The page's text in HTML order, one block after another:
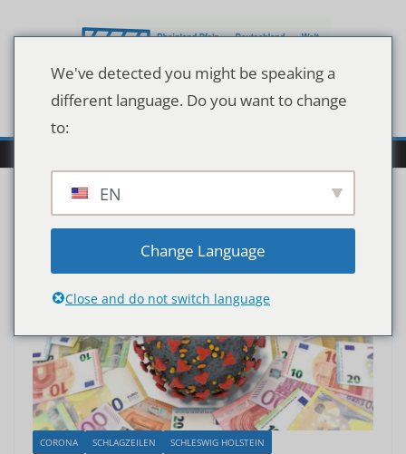
Inhalt
CORONA SCHLAGZEILEN SCHLESWIG HOLSTEIN
We've detected you might be speaking a
different language. Do you want to change
to:
EN
Change Language
Close and do not switch language